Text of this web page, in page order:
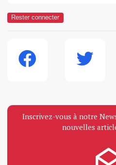
Rester connecter
Inscrivez-vous à notre
nouvelles